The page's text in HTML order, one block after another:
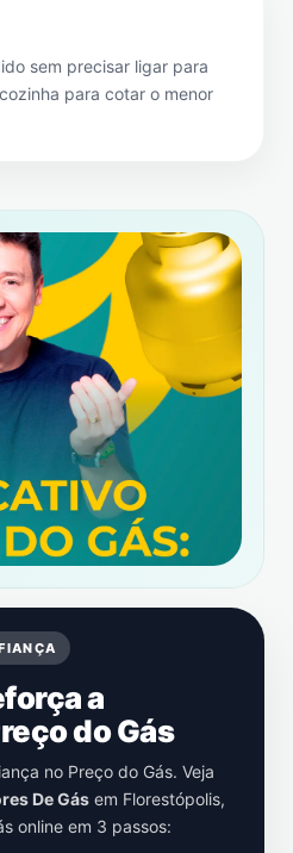
sem precisar ligar para
para cotar o menor
a
do Gás
no Preço do Gás. Veja
De Gás em Florestópolis,
online em 3 passos: